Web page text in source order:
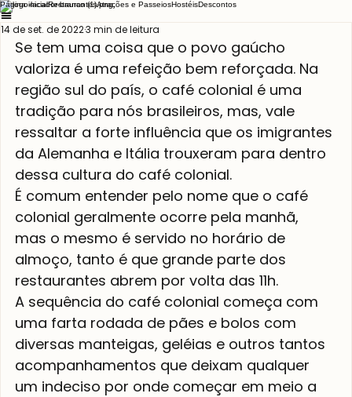
Página inicialRestaurantesAtrações e PasseiosHostéisDescontos
14 de set. de 20223 min de leitura
Se tem uma coisa que o povo gaúcho
valoriza é uma refeição bem reforçada. Na
região sul do país, o café colonial é uma
tradição para nós brasileiros, mas, vale
ressaltar a forte influência que os imigrantes
da Alemanha e Itália trouxeram para dentro
dessa cultura do café colonial.
É comum entender pelo nome que o café
colonial geralmente ocorre pela manhã,
mas o mesmo é servido no horário de
almoço, tanto é que grande parte dos
restaurantes abrem por volta das 11h.
A sequência do café colonial começa com
uma farta rodada de pães e bolos com
diversas manteigas, geléias e outros tantos
acompanhamentos que deixam qualquer
um indeciso por onde começar em meio a